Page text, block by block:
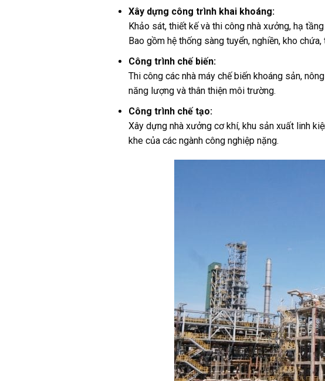
Xây dựng công trình khai khoáng:
Khảo sát, thiết kế và thi công nhà xưởng, hạ
Bao gồm hệ thống sàng tuyển, nghiền, kho
Công trình chế biến:
Thi công các nhà máy chế biến khoáng sản,
năng lượng và thân thiện môi trường.
Công trình chế tạo:
Xây dựng nhà xưởng cơ khí, khu sản xuất linh
khe của các ngành công nghiệp nặng.